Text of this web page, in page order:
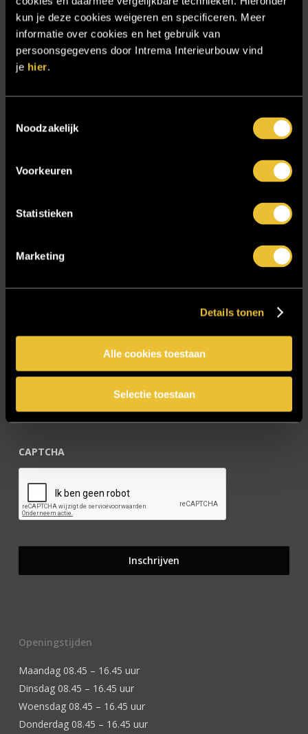
kun je deze cookies weigeren en specificeren. Meer
informatie over cookies en het gebruik van
persoonsgegevens door Intrema Interieurbouw vind
je hier.
Noodzakelijk
Voorkeuren
Statistieken
Marketing
Details tonen
Alle cookies toestaan
Selectie toestaan
Projecten
Referenties
Samenwerken
SIDN
TV lift
CAPTCHA
Openingstijden
Maandag 08.45 – 16.45 uur
Dinsdag 08.45 – 16.45 uur
Woensdag 08.45 – 16.45 uur
Donderdag 08.45 – 16.45 uur